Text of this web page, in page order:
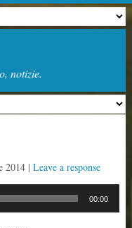
notizie.
2014| Leave a response
00:00